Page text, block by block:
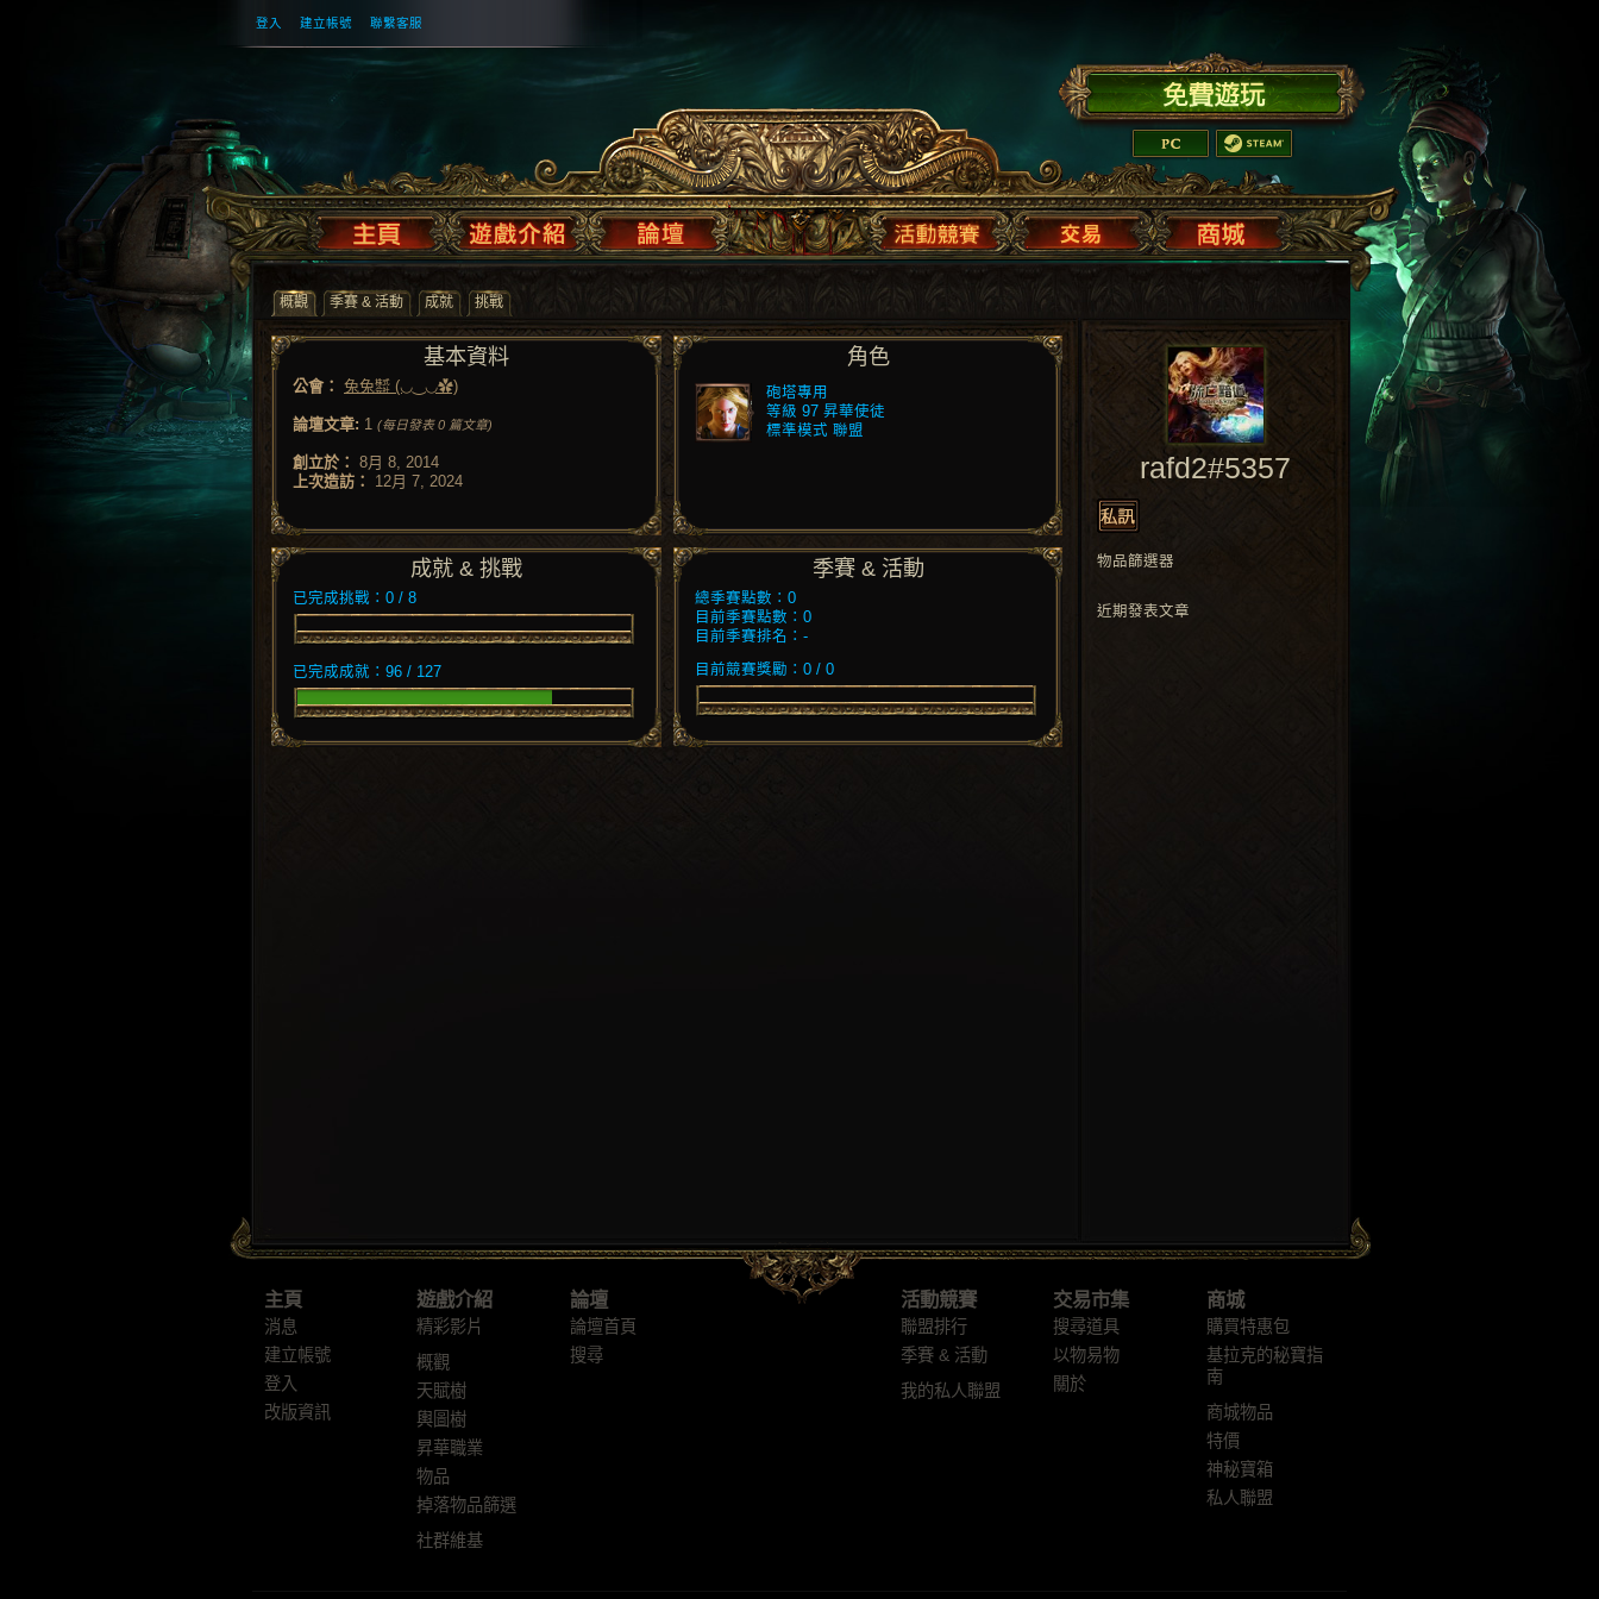
登入 建立帳號 聯繫客服
概觀 季賽 & 活動 成就 挑戰
基本資料
公會： 兔兔㍿ (◡‿◡✿)
論壇文章: 1 (每日發表 0 篇文章)
創立於： 8月 8, 2014
上次造訪：
12月 7, 2024
角色
砲塔專用
等級 97 昇華使徒
標準模式 聯盟
成就 & 挑戰
已完成挑戰：0 / 8
已完成成就：96 / 127
季賽 & 活動
總季賽點數：0
目前季賽點數：0
目前季賽排名：-
目前競賽獎勵：0 / 0
rafd2#5357
物品篩選器
近期發表文章
主頁
消息
建立帳號
登入
改版資訊
遊戲介紹
精彩影片
概觀
天賦樹
輿圖樹
昇華職業
物品
掉落物品篩選
社群維基
論壇
論壇首頁
搜尋
活動競賽
聯盟排行
季賽 & 活動
我的私人聯盟
交易市集
搜尋道具
以物易物
關於
商城
購買特惠包
基拉克的秘寶指
南
商城物品
特價
神秘寶箱
私人聯盟